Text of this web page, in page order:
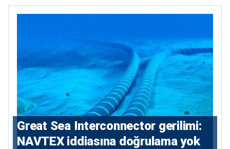
Great Sea Interconnector gerilimi:
NAVTEX iddiasına doğrulama yok